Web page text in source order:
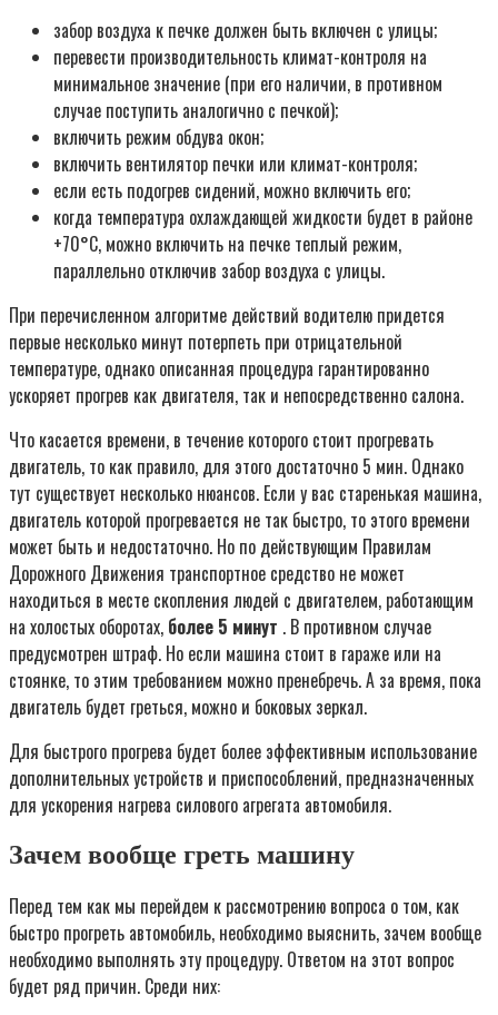
забор воздуха к печке должен быть включен с улицы;
перевести производительность климат-контроля на
минимальное значение (при его наличии, в противном
случае поступить аналогично с печкой);
включить режим обдува окон;
включить вентилятор печки или климат-контроля;
если есть подогрев сидений, можно включить его;
когда температура охлаждающей жидкости будет в районе
+70°С, можно включить на печке теплый режим,
параллельно отключив забор воздуха с улицы.
При перечисленном алгоритме действий водителю придется
первые несколько минут потерпеть при отрицательной
температуре, однако описанная процедура гарантированно
ускоряет прогрев как двигателя, так и непосредственно салона.
Что касается времени, в течение которого стоит прогревать
двигатель, то как правило, для этого достаточно 5 мин. Однако
тут существует несколько нюансов. Если у вас старенькая машина,
двигатель которой прогревается не так быстро, то этого времени
может быть и недостаточно. Но по действующим Правилам
Дорожного Движения транспортное средство не может
находиться в месте скопления людей с двигателем, работающим
на холостых оборотах, более 5 минут . В противном случае
предусмотрен штраф. Но если машина стоит в гараже или на
стоянке, то этим требованием можно пренебречь. А за время, пока
двигатель будет греться, можно и боковых зеркал.
Для быстрого прогрева будет более эффективным использование
дополнительных устройств и приспособлений, предназначенных
для ускорения нагрева силового агрегата автомобиля.
Зачем вообще греть машину
Перед тем как мы перейдем к рассмотрению вопроса о том, как
быстро прогреть автомобиль, необходимо выяснить, зачем вообще
необходимо выполнять эту процедуру. Ответом на этот вопрос
будет ряд причин. Среди них: